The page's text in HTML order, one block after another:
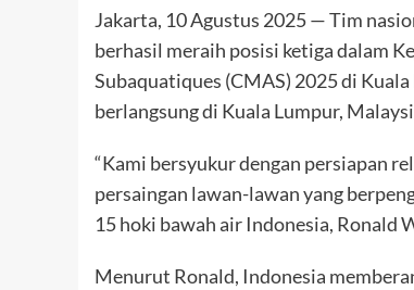
Jakarta, 10 Agustus 2025 — Tim
berhasil meraih posisi ketiga dalam
Subaquatiques (CMAS) 2025 di
berlangsung di Kuala Lumpur,
“Kami bersyukur dengan persiapan
persaingan lawan-lawan yang
15 hoki bawah air Indonesia, Ronald
Menurut Ronald, Indonesia